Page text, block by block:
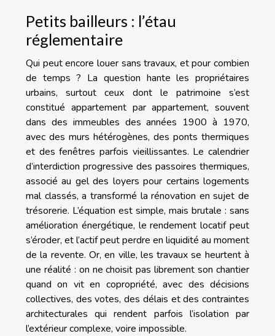
Petits bailleurs : l’étau
réglementaire
Qui peut encore louer sans travaux, et pour combien
de temps ? La question hante les propriétaires
urbains, surtout ceux dont le patrimoine s’est
constitué appartement par appartement, souvent
dans des immeubles des années 1900 à 1970,
avec des murs hétérogènes, des ponts thermiques
et des fenêtres parfois vieillissantes. Le calendrier
d’interdiction progressive des passoires thermiques,
associé au gel des loyers pour certains logements
mal classés, a transformé la rénovation en sujet de
trésorerie. L’équation est simple, mais brutale : sans
amélioration énergétique, le rendement locatif peut
s’éroder, et l’actif peut perdre en liquidité au moment
de la revente. Or, en ville, les travaux se heurtent à
une réalité : on ne choisit pas librement son chantier
quand on vit en copropriété, avec des décisions
collectives, des votes, des délais et des contraintes
architecturales qui rendent parfois l’isolation par
l’extérieur complexe, voire impossible.